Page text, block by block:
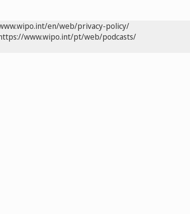
en/web/privacy-policy/
www.wipo.int/pt/web/podcasts/